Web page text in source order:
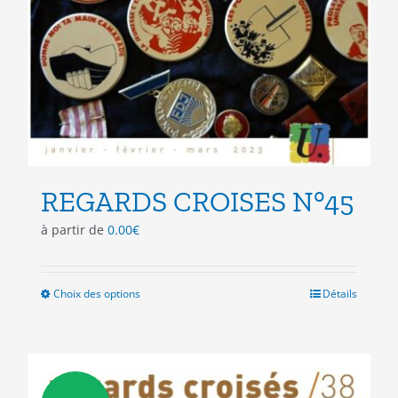
REGARDS CROISES N°45
à partir de 0.00€
Choix des optionsCe
variations.
Les
Détails